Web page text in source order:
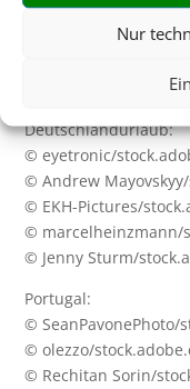
Nur
© Cara-Foto/
© Andrey
© Елена
Deutschlandurlaub:
© eyetronic/
© Andrew
© EKH-Pictures/
© marcelheinzmann/
© Jenny Sturm/
Portugal:
© SeanPavonePhoto/
© olezzo/
© Rechitan Sorin/